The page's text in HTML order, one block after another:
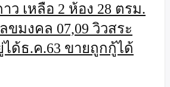
ว เหลือ 2 ห้อง 28 ตรม.
ขมงคล 07,09 วิวสระ
ด้ธ.ค.63 ขายถูกกู้ได้